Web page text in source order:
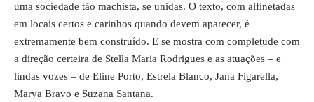
uma sociedade tão machista, se unidas. O texto, com alfinetadas
em locais certos e carinhos quando devem aparecer, é
extremamente bem construído. E se mostra com completude com
a direção certeira de Stella Maria Rodrigues e as atuações – e
lindas vozes – de Eline Porto, Estrela Blanco, Jana Figarella,
Marya Bravo e Suzana Santana.